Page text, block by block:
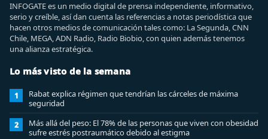
INFOGATE es un medio digital de prensa independiente, informativo,
serio y creíble, así dan cuenta las referencias a notas periodística que
hacen otros medios de comunicación tales como: La Segunda, CNN
Chile, MEGA, ADN Radio, Radio Biobio, con quien además tenemos
una alianza estratégica.
Lo más visto de la semana
1
Rabat explica régimen que tendrían las cárceles de máxima
seguridad
2
Más allá del peso: El 78% de las personas que viven con obesidad
sufre estrés postraumático debido al estigma